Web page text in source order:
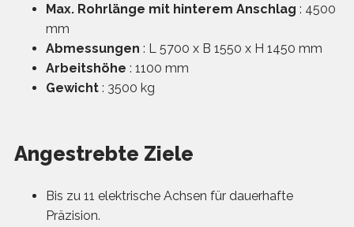
Max. Rohrlänge mit hinterem Anschlag : 4500
mm
Abmessungen : L 5700 x B 1550 x H 1450 mm
Arbeitshöhe : 1100 mm
Gewicht: 3500 kg
Angestrebte Ziele
Bis zu 11 elektrische Achsen für dauerhafte
Präzision.